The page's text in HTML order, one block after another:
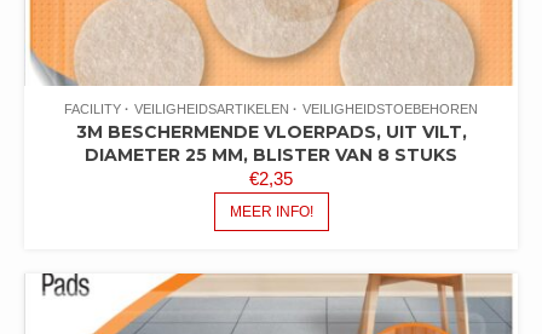
FACILITY VEILIGHEIDSARTIKELEN VEILIGHEIDSTOEBEHOREN
3M BESCHERMENDE VLOERPADS, UIT VILT,
DIAMETER 25 MM, BLISTER VAN 8 STUKS
€2,35
MEER INFO!